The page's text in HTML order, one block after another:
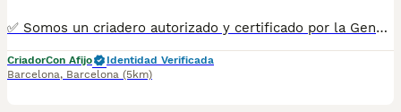
✅ Somos un criadero autorizado y certificado por la Generalitat de Catalunya. ☎️ 933095977 📱 685878504 💻 www.aquanatura.es 🚙 Hacemos envíos Se entregan con la mayoría de sus vacunas, desparasitados interna y externamente, con microchip y su registro, cartilla sanitaria y contrato de garantías, bajo la supervisión de nuestro equipo veterinario.
CriadorCon Afijo
Identidad Verificada
Barcelona, Barcelona (5km)